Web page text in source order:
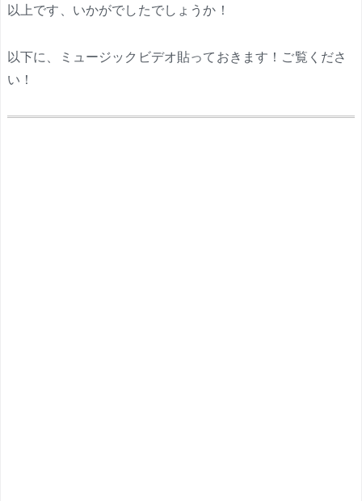
以上です、いかがでしたでしょうか！
以下に、ミュージックビデオ貼っておきます！ご覧くださ
い！